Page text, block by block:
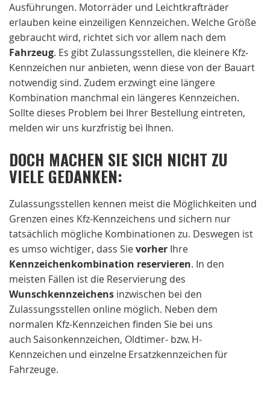
Ausführungen. Motorräder und Leichtkrafträder
erlauben keine einzeiligen Kennzeichen. Welche Größe
gebraucht wird, richtet sich vor allem nach dem
Fahrzeug. Es gibt Zulassungsstellen, die kleinere Kfz-
Kennzeichen nur anbieten, wenn diese von der Bauart
notwendig sind. Zudem erzwingt eine längere
Kombination manchmal ein längeres Kennzeichen.
Sollte dieses Problem bei Ihrer Bestellung eintreten,
melden wir uns kurzfristig bei Ihnen.
DOCH MACHEN SIE SICH NICHT ZU
VIELE GEDANKEN:
Zulassungsstellen kennen meist die Möglichkeiten und
Grenzen eines Kfz-Kennzeichens und sichern nur
tatsächlich mögliche Kombinationen zu. Deswegen ist
es umso wichtiger, dass Sievorher Ihre
Kennzeichenkombination reservieren. In den
meisten Fällen ist die Reservierung des
Wunschkennzeichens inzwischen bei den
Zulassungsstellen online möglich. Neben dem
normalen Kfz-Kennzeichen finden Sie bei uns
auch Saisonkennzeichen, Oldtimer- bzw. H-
Kennzeichen und einzelne Ersatzkennzeichen für
Fahrzeuge.